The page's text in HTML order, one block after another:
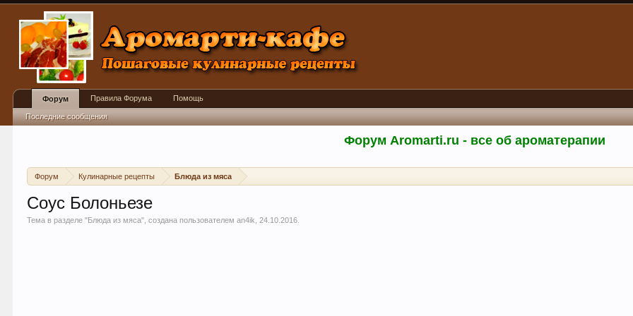
Форум Aromarti.ru - все об ароматерапии
Форум Кулинарные рецепты Блюда из мяса
Соус Болоньезе
Тема в разделе "Блюда из мяса", создана пользователемan4ik ,24.10.2016
Форум
Последние сообщения
Правила Форума Помощь